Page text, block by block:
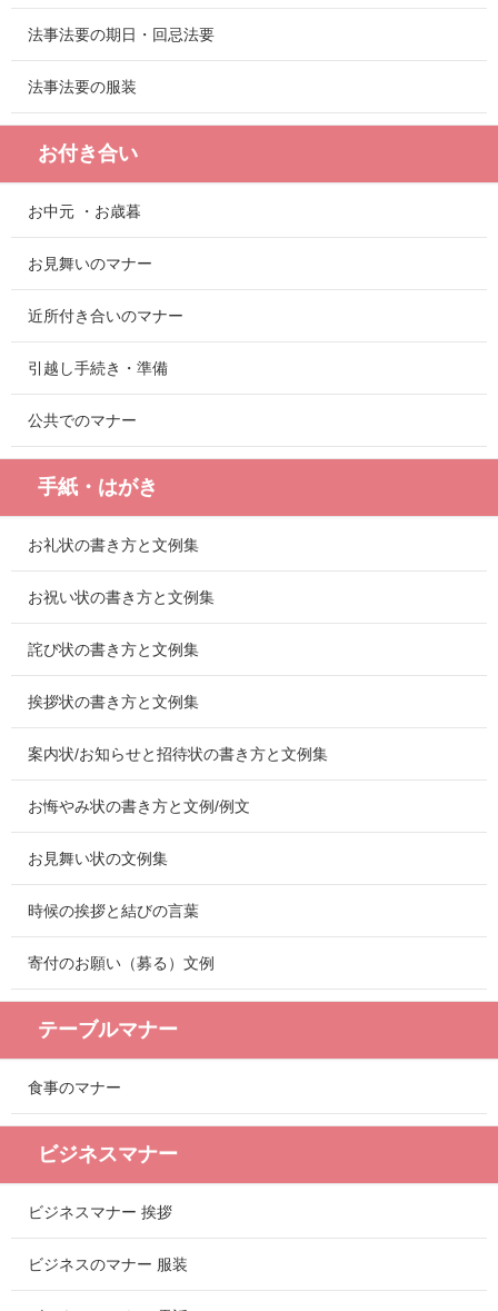
法事法要の期日・回忌法要
法事法要の服装
お付き合い
お中元 ・お歳暮
お見舞いのマナー
近所付き合いのマナー
引越し手続き・準備
公共でのマナー
手紙・はがき
お礼状の書き方と文例集
お祝い状の書き方と文例集
詫び状の書き方と文例集
挨拶状の書き方と文例集
案内状/お知らせと招待状の書き方と文例集
お悔やみ状の書き方と文例/例文
お見舞い状の文例集
時候の挨拶と結びの言葉
寄付のお願い（募る）文例
テーブルマナー
食事のマナー
ビジネスマナー
ビジネスマナー 挨拶
ビジネスのマナー 服装